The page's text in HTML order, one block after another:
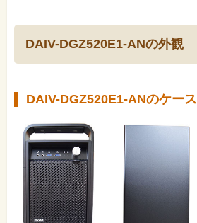
DAIV-DGZ520E1-ANの外観
DAIV-DGZ520E1-ANのケース